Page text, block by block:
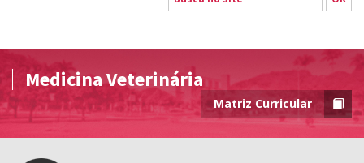
Medicina Veterinária
Matriz Curricular